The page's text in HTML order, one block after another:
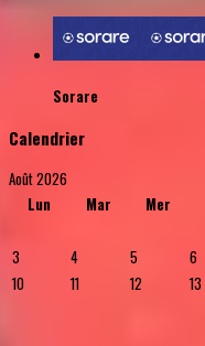
Sorare
Calendrier
Août 2026
Lun
Mar Mer
3
4 5 6
10
11 12 13